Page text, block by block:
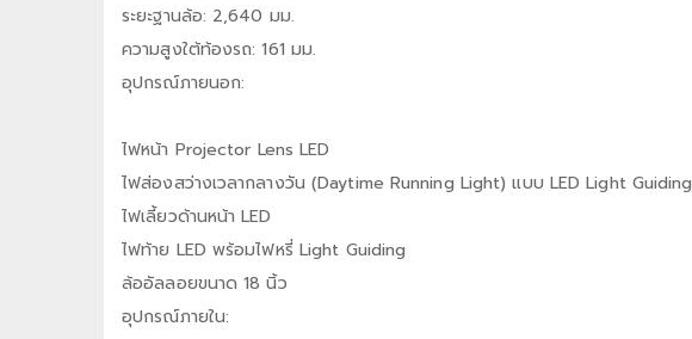
ระยะฐานล้อ: 2,640 มม.
ความสูงใต้ท้องรถ: 161 มม.
อุปกรณ์ภายนอก:
ไฟหน้า Projector Lens LED
ไฟส่องสว่างเวลากลางวัน (Daytime Running Light) แบบ LED Light Guiding
ไฟเลี้ยวด้านหน้า LED
ไฟท้าย LED พร้อมไฟหรี่ Light Guiding
ล้ออัลลอยขนาด 18 นิ้ว
อุปกรณ์ภายใน: